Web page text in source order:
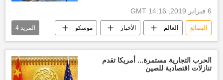
6 فبراير 2019, 14:16 GMT
البضائع العالم الأخبار موسكو
بيوتر بوروشينكو الخارجية الروسية
العلاقات الاقتصادية الفقر
المزيد 4
الحرب التجارية مستمرة... أمريكا تقدم
تنازلات اقتصادية للصين